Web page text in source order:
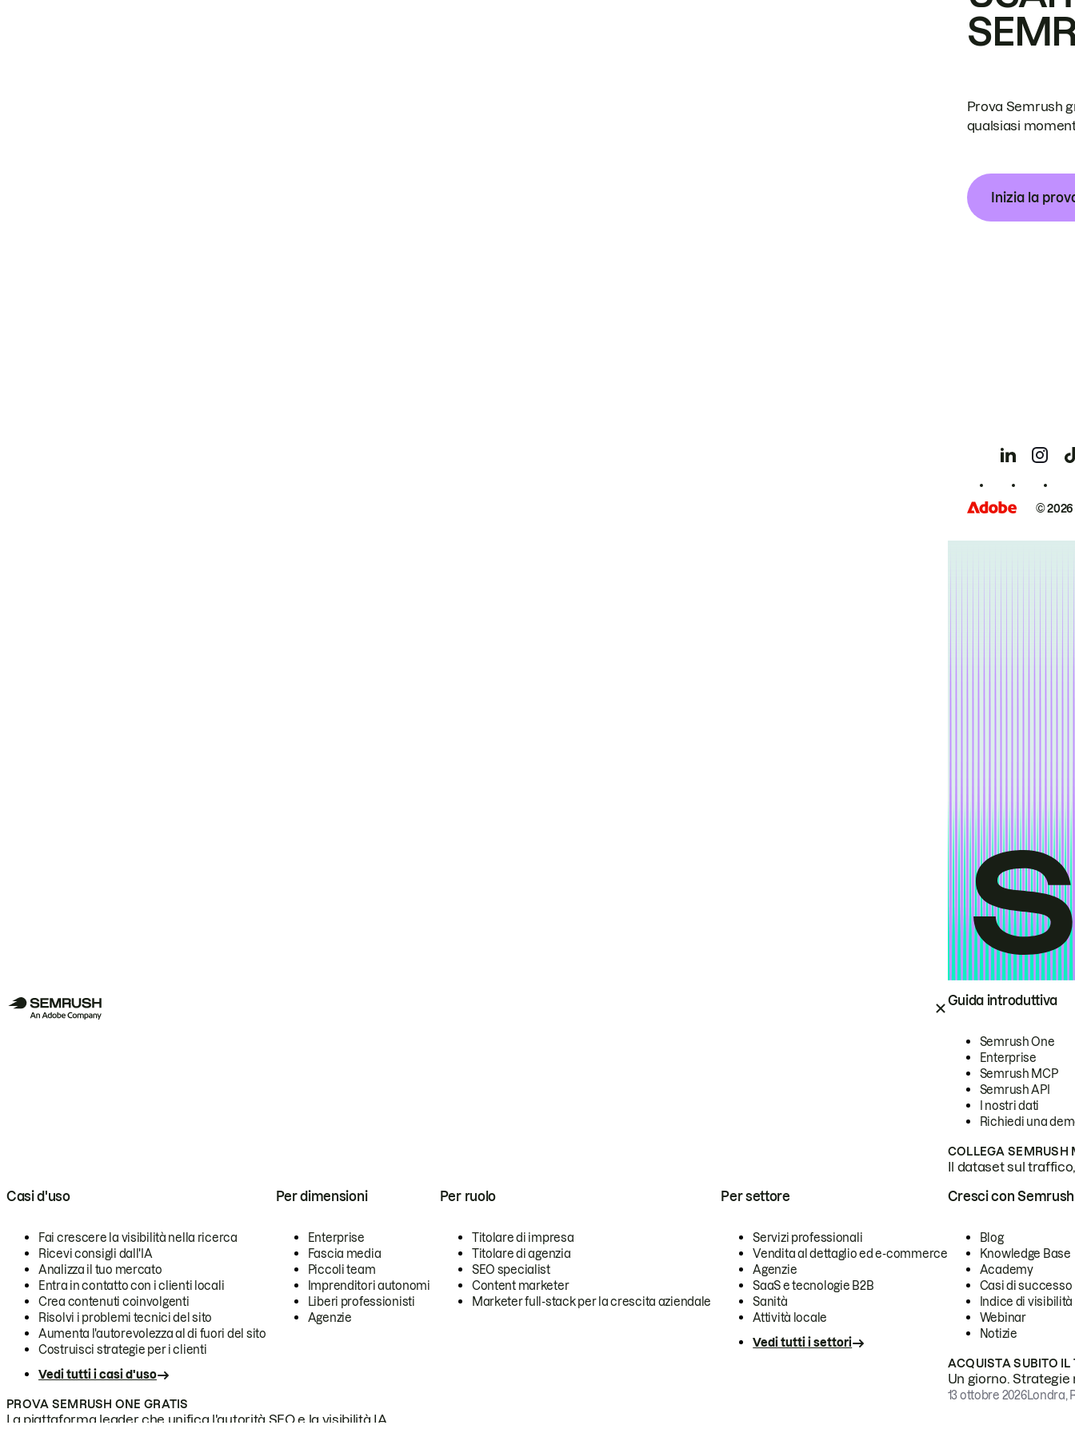
Guida introduttiva
Semrush One
Enterprise
Semrush MCP
Semrush API
I nostri dati
Richiedi una
COLLEGA SEMRUSH
Il dataset sul
Casi d'uso
Fai crescere la visibilità nella ricerca
Ricevi consigli dall'IA
Analizza il tuo mercato
Entra in contatto con i clienti locali
Crea contenuti coinvolgenti
Risolvi i problemi tecnici del sito
Aumenta l'autorevolezza al di fuori del sito
Costruisci strategie per i clienti
Vedi tutti i casi d'uso
Per dimensioni
Enterprise
Fascia media
Piccoli team
Imprenditori autonomi
Liberi professionisti
Agenzie
Per ruolo
Titolare di impresa
Titolare di agenzia
SEO specialist
Content marketer
Marketer full-stack per la crescita aziendale
Per settore
Servizi professionali
Vendita al dettaglio ed e-commerce
Agenzie
SaaS e tecnologie B2B
Sanità
Attività locale
Vedi tutti i settori
PROVA SEMRUSH ONE GRATIS
La piattaforma leader che unifica l'autorità SEO e la visibilità IA.
Cresci con Semrush
Blog
Knowledge Base
Academy
Casi di successo
Indice di visibilità
Webinar
Notizie
ACQUISTA SUBITO IL
Un giorno.
13 ottobre 2026Londra,
Prova Semrush
qualsiasi
Inizia la
©